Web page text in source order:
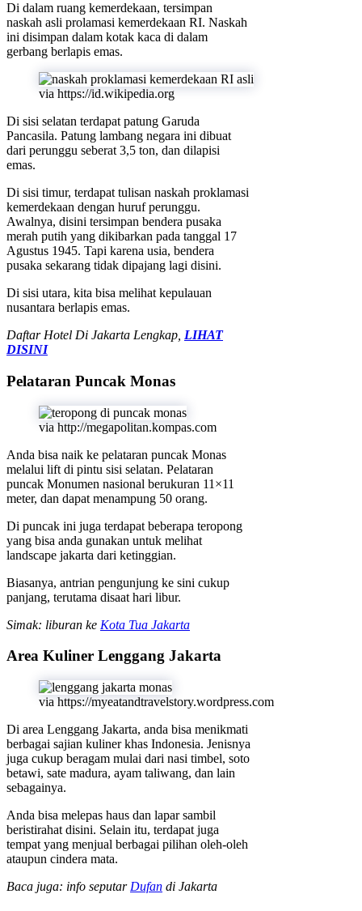
Di dalam ruang kemerdekaan, tersimpan
naskah asli prolamasi kemerdekaan RI. Naskah
ini disimpan dalam kotak kaca di dalam
gerbang berlapis emas.
via https://id.wikipedia.org
Di sisi selatan terdapat patung Garuda
Pancasila. Patung lambang negara ini dibuat
dari perunggu seberat 3,5 ton, dan dilapisi
emas.
Di sisi timur, terdapat tulisan naskah proklamasi
kemerdekaan dengan huruf perunggu.
Awalnya, disini tersimpan bendera pusaka
merah putih yang dikibarkan pada tanggal 17
Agustus 1945. Tapi karena usia, bendera
pusaka sekarang tidak dipajang lagi disini.
Di sisi utara, kita bisa melihat kepulauan
nusantara berlapis emas.
Daftar Hotel Di Jakarta Lengkap, LIHAT
DISINI
Pelataran Puncak Monas
via http://megapolitan.kompas.com
Anda bisa naik ke pelataran puncak Monas
melalui lift di pintu sisi selatan. Pelataran
puncak Monumen nasional berukuran 11×11
meter, dan dapat menampung 50 orang.
Di puncak ini juga terdapat beberapa teropong
yang bisa anda gunakan untuk melihat
landscape jakarta dari ketinggian.
Biasanya, antrian pengunjung ke sini cukup
panjang, terutama disaat hari libur.
Simak: liburan ke Kota Tua Jakarta
Area Kuliner Lenggang Jakarta
via https://myeatandtravelstory.wordpress.com
Di area Lenggang Jakarta, anda bisa menikmati
berbagai sajian kuliner khas Indonesia. Jenisnya
juga cukup beragam mulai dari nasi timbel, soto
betawi, sate madura, ayam taliwang, dan lain
sebagainya.
Anda bisa melepas haus dan lapar sambil
beristirahat disini. Selain itu, terdapat juga
tempat yang menjual berbagai pilihan oleh-oleh
ataupun cindera mata.
Baca juga: info seputar Dufan di Jakarta